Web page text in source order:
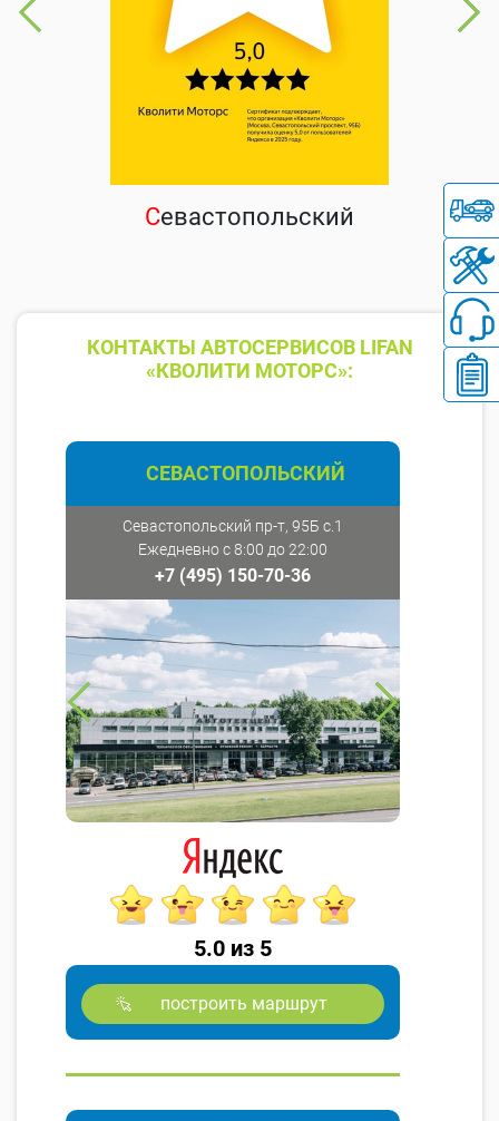
Севастопольский
КОНТАКТЫ АВТОСЕРВИСОВ LIFAN
«КВОЛИТИ МОТОРС»:
СЕВАСТОПОЛЬСКИЙ
Севастопольский пр-т, 95Б с.1
Ежедневно с 8:00 до 22:00
+7 (495) 150-70-36
5.0 из 5
построить маршрут